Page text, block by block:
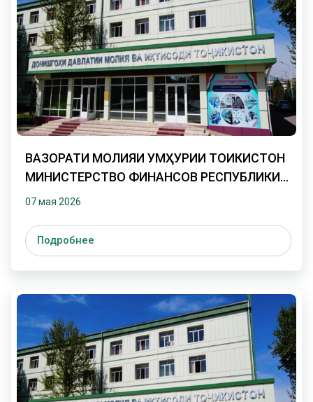
ВАЗОРАТИ МОЛИЯИ ҶУМҲУРИИ ТОҶИКИСТОН
МИНИСТЕРСТВО ФИНАНСОВ РЕСПУБЛИКИ
ТАДЖИКИСТАН ДОНИШГОҲИ ДАВЛАТИИ
ТАДЖИКСКИЙ ГОСУДАРСТВЕННЫЙ
ФИНАНСОВО-ЭКОНОМИЧЕСКИЙ
УНИВЕРСИТЕТ
07 мая 2026
Подробнее